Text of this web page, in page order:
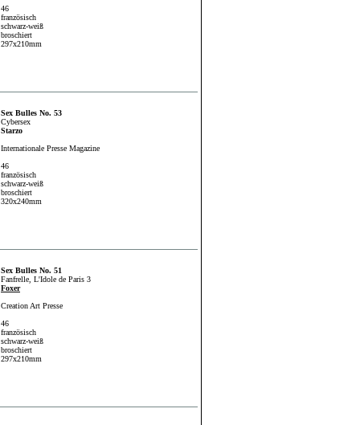
46
französisch
schwarz-weiß
broschiert
297x210mm
Sex Bulles No. 53
Cybersex
Starzo
Internationale Presse Magazine
46
französisch
schwarz-weiß
broschiert
320x240mm
Sex Bulles No. 51
Fanfrelle, L'Idole de Paris 3
Foxer
Creation Art Presse
46
französisch
schwarz-weiß
broschiert
297x210mm